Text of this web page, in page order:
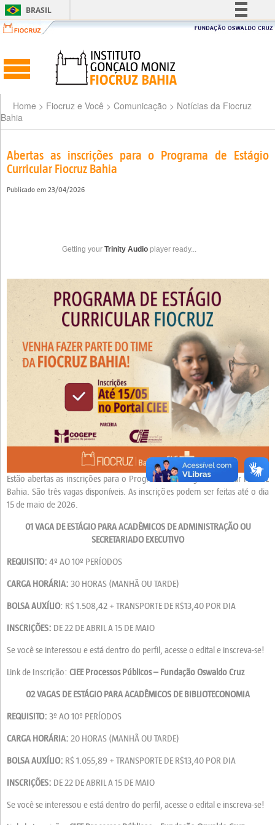
BRASIL
Simplifique!
Acesso à informação
Legislação
Home > Fiocruz e Você > Comunicação > Notícias da Fiocruz
Bahia
Abertas as inscrições para o Programa de Estágio
Curricular Fiocruz Bahia
Publicado em 23/04/2026
Getting your Trinity Audio player ready...
Estão abertas as inscrições para o Programa de Estágio Curricular Fiocruz
Bahia. São três vagas disponíveis. As inscrições podem ser feitas até o dia
15 de maio de 2026.
01 VAGA DE ESTÁGIO PARA ACADÊMICOS DE ADMINISTRAÇÃO OU
SECRETARIADO EXECUTIVO
REQUISITO: 4º AO 10º PERÍODOS
CARGA HORÁRIA: 30 HORAS (MANHÃ OU TARDE)
BOLSA AUXÍLIO: R$ 1.508,42 + TRANSPORTE DE R$13,40 POR DIA
INSCRIÇÕES: DE 22 DE ABRIL A 15 DE MAIO
Se você se interessou e está dentro do perfil, acesse o edital e inscreva-se!
Link de Inscrição: CIEE Processos Públicos – Fundação Oswaldo Cruz
02 VAGAS DE ESTÁGIO PARA ACADÊMICOS DE BIBLIOTECONOMIA
REQUISITO: 3º AO 10º PERÍODOS
CARGA HORÁRIA: 20 HORAS (MANHÃ OU TARDE)
BOLSA AUXÍLIO: R$ 1.055,89 + TRANSPORTE DE R$13,40 POR DIA
INSCRIÇÕES: DE 22 DE ABRIL A 15 DE MAIO
Se você se interessou e está dentro do perfil, acesse o edital e inscreva-se!